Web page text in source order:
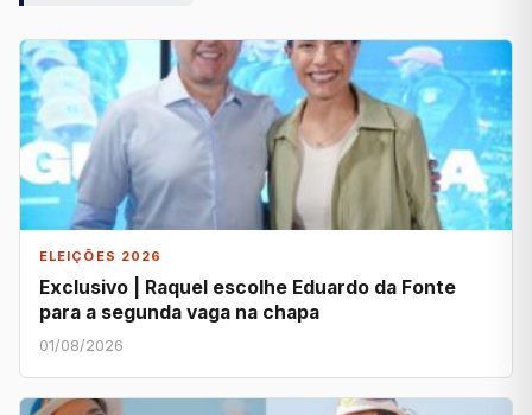
ELEIÇÕES 2026
Exclusivo | Raquel escolhe Eduardo da Fonte
para a segunda vaga na chapa
01/08/2026